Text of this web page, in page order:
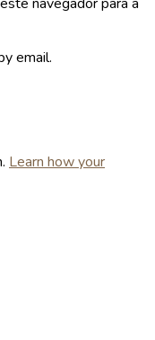
email.
Learn how your